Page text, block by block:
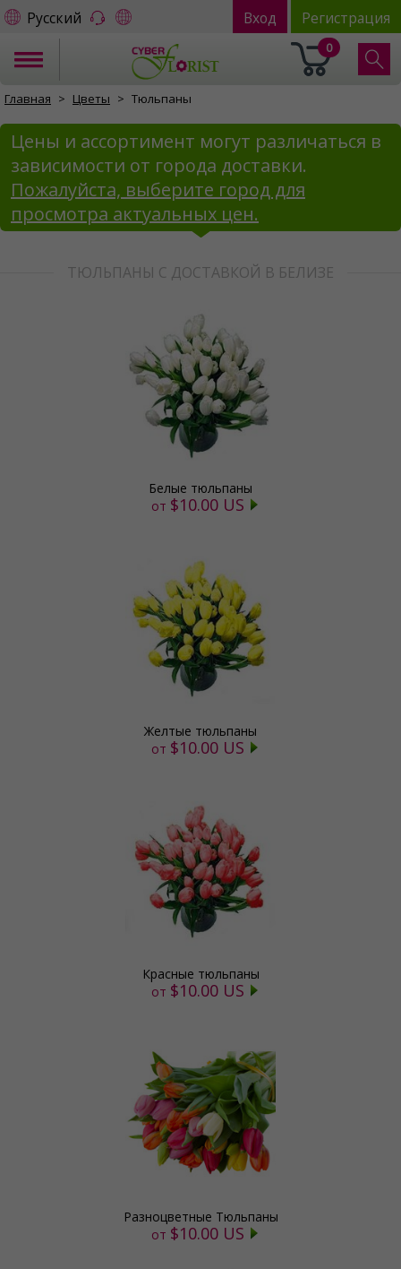
Русский Вход Регистрация
0
Главная Цветы Тюльпаны
Цены и ассортимент могут различаться в
зависимости от города доставки.
Пожалуйста, выберите город для
просмотра актуальных цен.
ТЮЛЬПАНЫ С ДОСТАВКОЙ В БЕЛИЗЕ
Белые тюльпаны
от $10.00 US
Желтые тюльпаны
от $10.00 US
Красные тюльпаны
от $10.00 US
Разноцветные Тюльпаны
от $10.00 US